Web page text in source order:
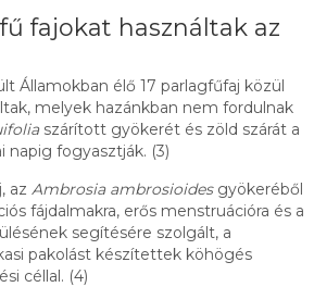
fajokat használtak az
Államokban élő 17 parlagfűfaj közül
melyek hazánkban nem fordulnak
szárított gyökerét és zöld szárát a
napig fogyasztják. (3)
az Ambrosia ambrosioidesgyökeréből
fájdalmakra, erős menstruációra és a
segítésére szolgált, a
pakolást készítettek köhögés
céllal. (4)